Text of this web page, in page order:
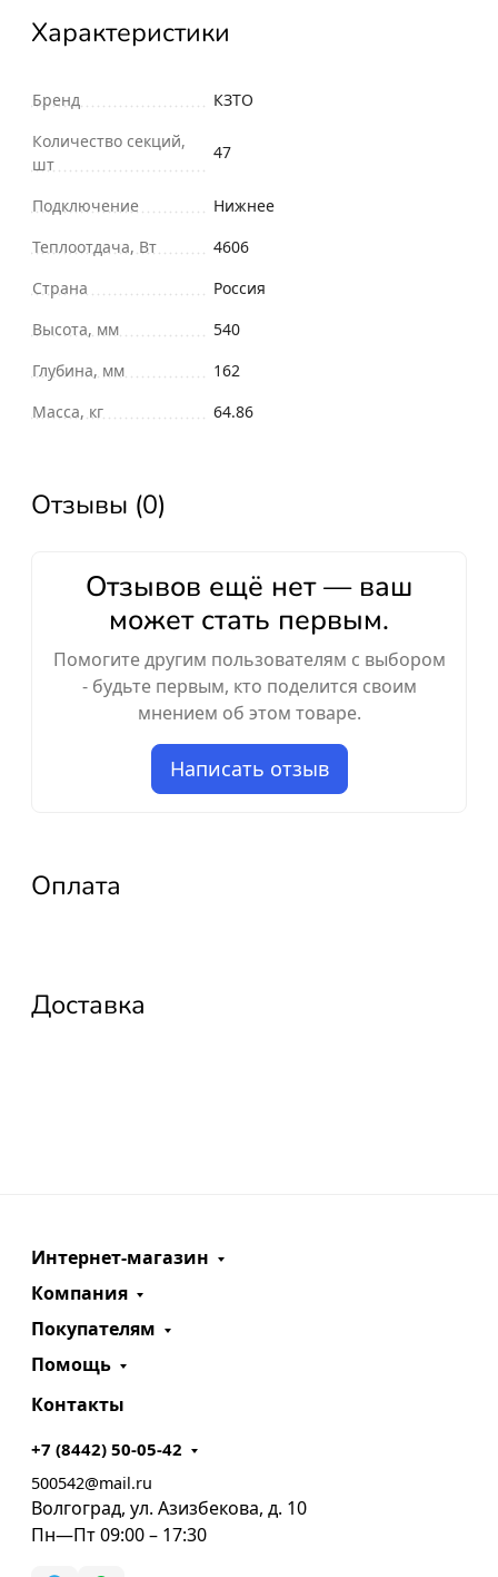
Характеристики
Бренд
КЗТО
Количество секций,
шт
47
Подключение
Нижнее
Теплоотдача, Вт
4606
Страна
Россия
Высота, мм
540
Глубина, мм
162
Масса, кг
64.86
Отзывы (0)
Отзывов ещё нет — ваш
может стать первым.
Помогите другим пользователям с выбором
- будьте первым, кто поделится своим
мнением об этом товаре.
Написать отзыв
Оплата
Доставка
Интернет-магазин
Компания
Покупателям
Помощь
Контакты
+7 (8442) 50-05-42
500542@mail.ru
Волгоград, ул. Азизбекова, д. 10
Пн—Пт 09:00 – 17:30